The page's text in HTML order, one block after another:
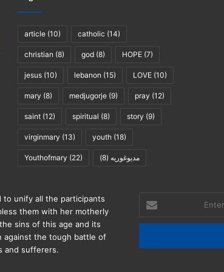
article (10) catholic (14)
christian (8) god (8) HOPE (7)
jesus (10) lebanon (15) LOVE (10)
mary (8) medjugorje (9) pray (12)
saint (12) spiritual (8) story (9)
virginmary (13) youth (18)
Youthofmary (22) مديوغوريه (8)
to unify all the participants
them with her motherly
sins of this age and its
against the tough battle of
and sufferers.
your
Email